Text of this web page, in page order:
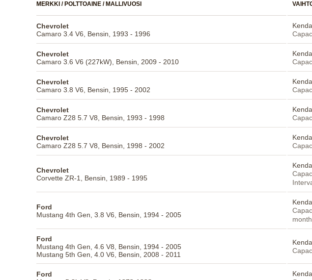
MERKKI / POLTTOAINE / MALLIVUOSI
Chevrolet
Camaro 3.4 V6, Bensin, 1993 - 1996
Chevrolet
Camaro 3.6 V6 (227kW), Bensin, 2009 - 2010
Chevrolet
Camaro 3.8 V6, Bensin, 1995 - 2002
Chevrolet
Camaro Z28 5.7 V8, Bensin, 1993 - 1998
Chevrolet
Camaro Z28 5.7 V8, Bensin, 1998 - 2002
Chevrolet
Corvette ZR-1, Bensin, 1989 - 1995
Ford
Mustang 4th Gen, 3.8 V6, Bensin, 1994 - 2005
Ford
Mustang 4th Gen, 4.6 V8, Bensin, 1994 - 2005
Mustang 5th Gen, 4.0 V6, Bensin, 2008 - 2011
Ford